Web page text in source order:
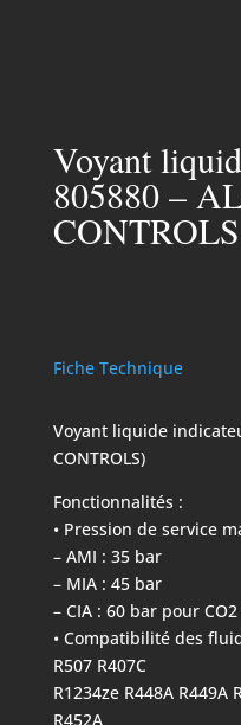
Voyant
805880 –
CONTROLS
Fiche Technique
Voyant liquide
CONTROLS)
Fonctionnalités :
• Pression de service
– AMI : 35 bar
– MIA : 45 bar
– CIA : 60 bar pour
• Compatibilité des
R507 R407C
R1234ze R448A R449A
R452A